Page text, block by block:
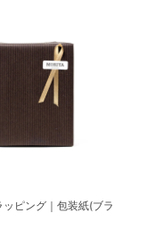
ピング｜包装紙(ブラ